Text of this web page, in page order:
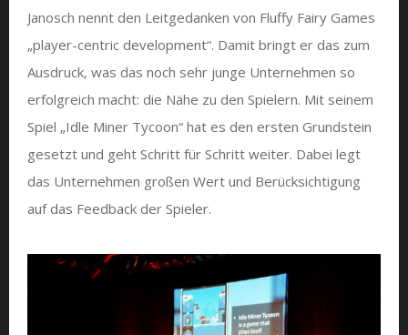
Janosch nennt den Leitgedanken von Fluffy Fairy Games
„player-centric development“. Damit bringt er das zum
Ausdruck, was das noch sehr junge Unternehmen so
erfolgreich macht: die Nähe zu den Spielern. Mit seinem
Spiel „Idle Miner Tycoon“ hat es den ersten Grundstein
gesetzt und geht Schritt für Schritt weiter. Dabei legt
das Unternehmen großen Wert und Berücksichtigung
auf das Feedback der Spieler.